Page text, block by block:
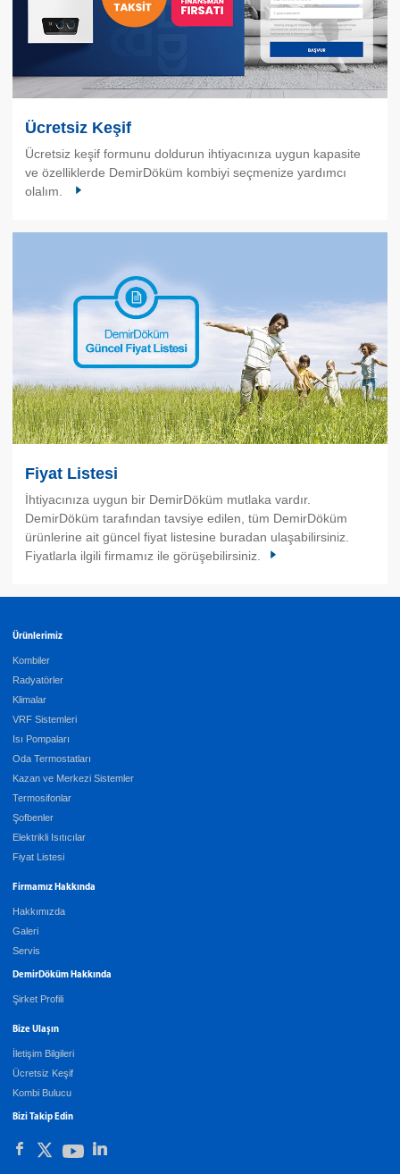
Ücretsiz Keşif
Ücretsiz keşif formunu doldurun ihtiyacınıza uygun kapasite
ve özelliklerde DemirDöküm kombiyi seçmenize yardımcı
olalım.
Fiyat Listesi
İhtiyacınıza uygun bir DemirDöküm mutlaka vardır.
DemirDöküm tarafından tavsiye edilen, tüm DemirDöküm
ürünlerine ait güncel fiyat listesine buradan ulaşabilirsiniz.
Fiyatlarla ilgili firmamız ile görüşebilirsiniz.
Ürünlerimiz
Kombiler
Radyatörler
Klimalar
VRF Sistemleri
Isı Pompaları
Oda Termostatları
Kazan ve Merkezi Sistemler
Termosifonlar
Şofbenler
Elektrikli Isıtıcılar
Fiyat Listesi
Firmamız Hakkında
Hakkımızda
Galeri
Servis
DemirDöküm Hakkında
Şirket Profili
Bize Ulaşın
İletişim Bilgileri
Ücretsiz Keşif
Kombi Bulucu
Bizi Takip Edin